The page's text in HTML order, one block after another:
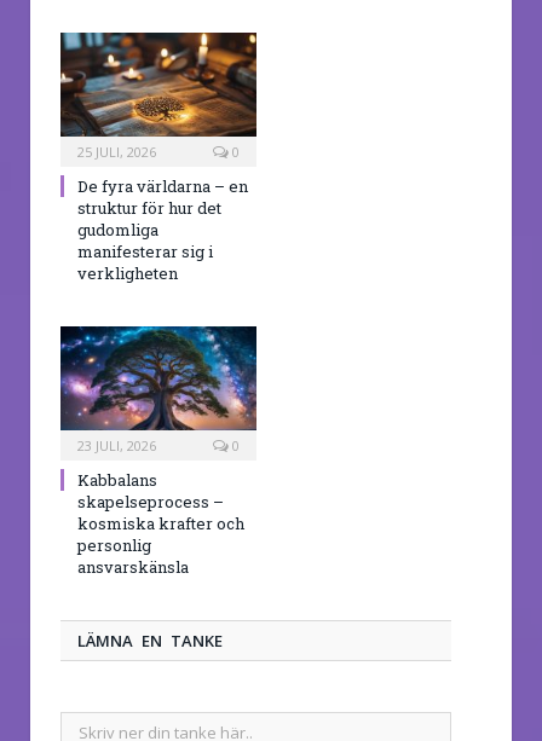
25 JULI, 2026 0
De fyra världarna – en
struktur för hur det
gudomliga
manifesterar sig i
verkligheten
23 JULI, 2026 0
Kabbalans
skapelseprocess –
kosmiska krafter och
personlig
ansvarskänsla
LÄMNA EN TANKE